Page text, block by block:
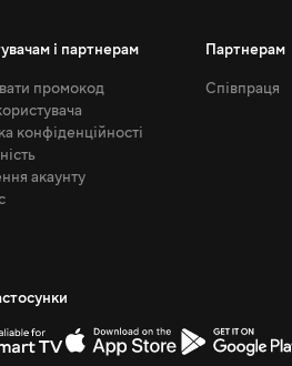
і партнерам
промокод
конфіденційності
акаунту
Партнерам
Співпраця